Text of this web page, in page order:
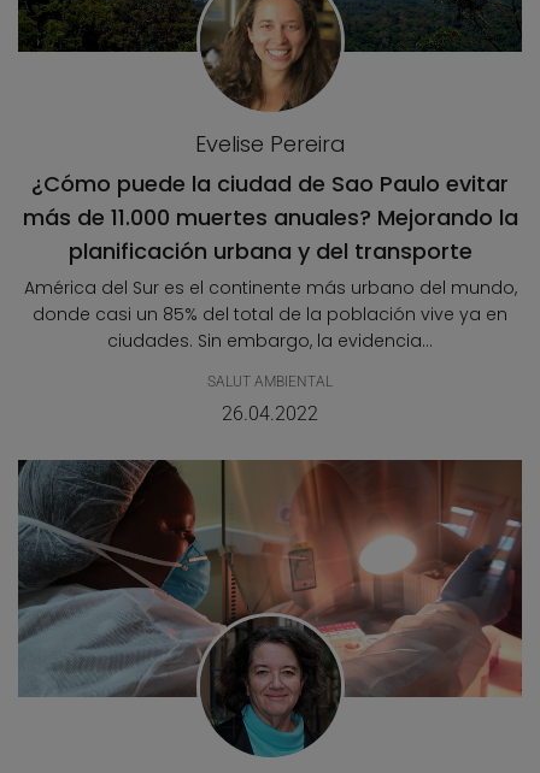
Evelise Pereira
¿Cómo puede la ciudad de Sao Paulo evitar
más de 11.000 muertes anuales? Mejorando la
planificación urbana y del transporte
América del Sur es el continente más urbano del mundo,
donde casi un 85% del total de la población vive ya en
ciudades. Sin embargo, la evidencia...
SALUT AMBIENTAL
26.04.2022